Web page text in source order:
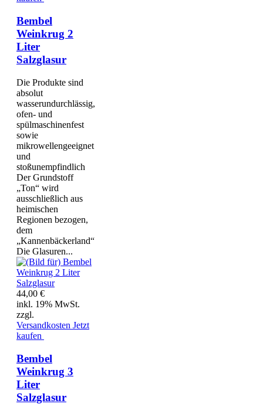
Bembel
Weinkrug 2
Liter
Salzglasur
Die Produkte sind
absolut
wasserundurchlässig,
ofen- und
spülmaschinenfest
sowie
mikrowellengeeignet
und
stoßunempfindlich
Der Grundstoff
„Ton“ wird
ausschließlich aus
heimischen
Regionen bezogen,
dem
„Kannenbäckerland“
Die Glasuren...
44,00 €
inkl. 19% MwSt.
zzgl.
Versandkosten Jetzt
kaufen
Bembel
Weinkrug 3
Liter
Salzglasur